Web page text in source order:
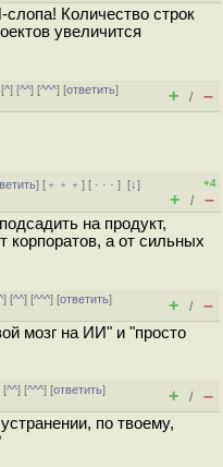
Количество строк
увеличится
^] [^^] [^^^] [ответить]
+ / –
] [ ﹢﹢﹢] [ · · ·][↓]
+4
+ / –
на продукт,
корпоратов, а от сильных
] [^^] [^^^] [ответить]
+ / –
мозг на ИИ" и "просто
[^^] [^^^] [ответить]
+ / –
по твоему,